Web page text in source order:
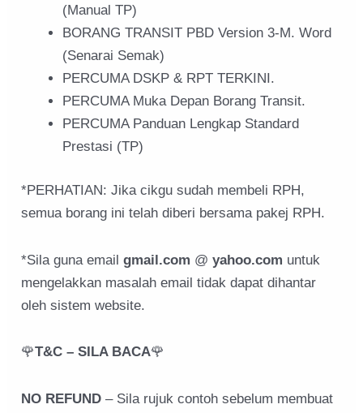
(Manual TP)
BORANG TRANSIT PBD Version 3-M. Word
(Senarai Semak)
PERCUMA DSKP & RPT TERKINI.
PERCUMA Muka Depan Borang Transit.
PERCUMA Panduan Lengkap Standard
Prestasi (TP)
*PERHATIAN: Jika cikgu sudah membeli RPH,
semua borang ini telah diberi bersama pakej RPH.
*Sila guna emailgmail.com @yahoo.com untuk
mengelakkan masalah email tidak dapat dihantar
oleh sistem website.
🌹T&C – SILA BACA🌹
NO REFUND – Sila rujuk contoh sebelum membuat